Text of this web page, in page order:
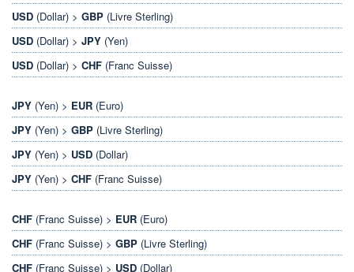
USD (Dollar) > GBP (Livre Sterling)
USD (Dollar) > JPY (Yen)
USD (Dollar) > CHF (Franc Suisse)
JPY (Yen) > EUR (Euro)
JPY (Yen) > GBP (Livre Sterling)
JPY (Yen) > USD (Dollar)
JPY (Yen) > CHF (Franc Suisse)
CHF (Franc Suisse) > EUR (Euro)
CHF (Franc Suisse) > GBP (Livre Sterling)
CHF (Franc Suisse) > USD (Dollar)